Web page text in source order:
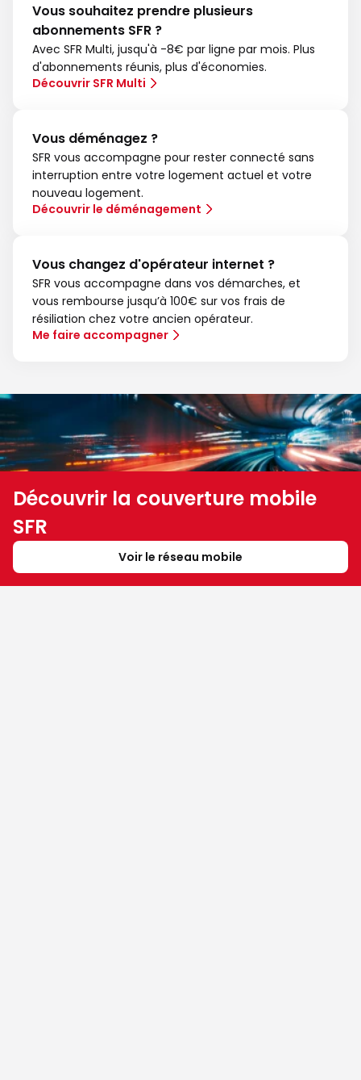
Vous souhaitez prendre plusieurs
abonnements SFR ?
Avec SFR Multi, jusqu'à -8€ par ligne par mois. Plus
d'abonnements réunis, plus d'économies.
Découvrir SFR Multi
Vous déménagez ?
SFR vous accompagne pour rester connecté sans
interruption entre votre logement actuel et votre
nouveau logement.
Découvrir le déménagement
Vous changez d'opérateur internet ?
SFR vous accompagne dans vos démarches, et
vous rembourse jusqu’à 100€ sur vos frais de
résiliation chez votre ancien opérateur.
Me faire accompagner
Découvrir la couverture mobile
SFR
Voir le réseau mobile